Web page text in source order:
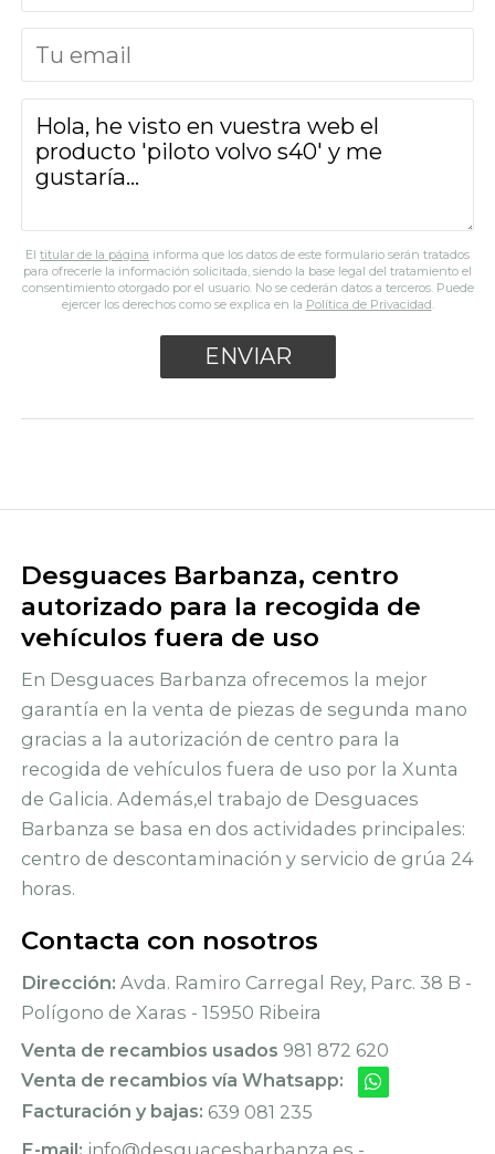
El titular de la página informa que los datos de este formulario serán tratados
para ofrecerle la información solicitada, siendo la base legal del tratamiento el
consentimiento otorgado por el usuario. No se cederán datos a terceros. Puede
ejercer los derechos como se explica en la Política de Privacidad.
Desguaces Barbanza, centro
autorizado para la recogida de
vehículos fuera de uso
En Desguaces Barbanza ofrecemos la mejor
garantía en la venta de piezas de segunda mano
gracias a la autorización de centro para la
recogida de vehículos fuera de uso por la Xunta
de Galicia. Además,el trabajo de Desguaces
Barbanza se basa en dos actividades principales:
centro de descontaminación y servicio de grúa 24
horas.
Contacta con nosotros
Dirección: Avda. Ramiro Carregal Rey, Parc. 38 B -
Polígono de Xaras - 15950 Ribeira
Venta de recambios usados 981 872 620
Venta de recambios vía Whatsapp:
Facturación y bajas: 639 081 235
E-mail: info@desguacesbarbanza.es -